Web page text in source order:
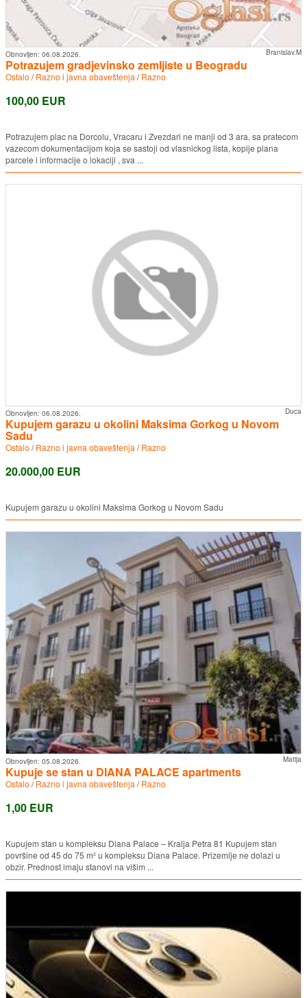
Branislav.M
Obnovljen: 06.08.2026.
Potrazujem gradjevinsko zemljiste u Beogradu
Ostalo /Razno i javna obaveštenja /Razno
100,00 EUR
Potrazujem plac na Dorcolu, Vracaru i Zvezdari ne manji od 3 ara, sa pratecom
vazecom dokumentacijom koja se sastoji od vlasnickog lista, kopije plana
parcele i informacije o lokaciji , sva ...
Duca
Obnovljen: 06.08.2026.
Kupujem garazu u okolini Maksima Gorkog u Novom
Sadu
Ostalo /Razno i javna obaveštenja /Razno
20.000,00 EUR
Kupujem garazu u okolini Maksima Gorkog u Novom Sadu
Matija
Obnovljen: 05.08.2026.
Kupuje se stan u DIANA PALACE apartments
Ostalo /Razno i javna obaveštenja /Razno
1,00 EUR
Kupujem stan u kompleksu Diana Palace – Kralja Petra 81 Kupujem stan
površine od 45 do 75 m² u kompleksu Diana Palace. Prizemlje ne dolazi u
obzir. Prednost imaju stanovi na višim ...